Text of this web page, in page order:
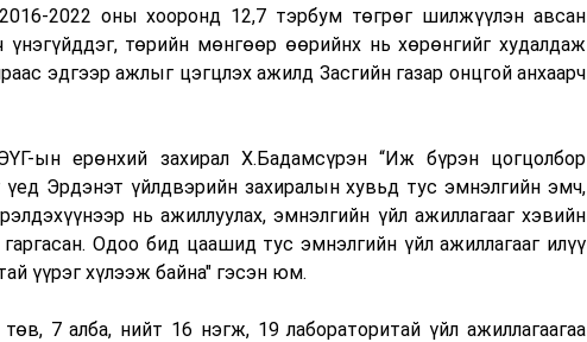
2022 оны хооронд 12,7 тэрбум төгрөг шилжүүлэн авсан
төрийн мөнгөөр өөрийнх нь хөрөнгийг худалдаж
эдгээр ажлыг цэгцлэх ажилд Засгийн газар онцгой анхаарч
ын ерөнхий захирал Х.Бадамсүрэн “Иж бүрэн цогцолбор
Эрдэнэт үйлдвэрийн захиралын хувьд тус эмнэлгийн эмч,
нь ажиллуулах, эмнэлгийн үйл ажиллагааг хэвийн
Одоо бид цаашид тус эмнэлгийн үйл ажиллагааг илүү
үүрэг хүлээж байна" гэсэн юм.
7 алба, нийт 16 нэгж, 19 лабораторитай үйл ажиллагаагаа